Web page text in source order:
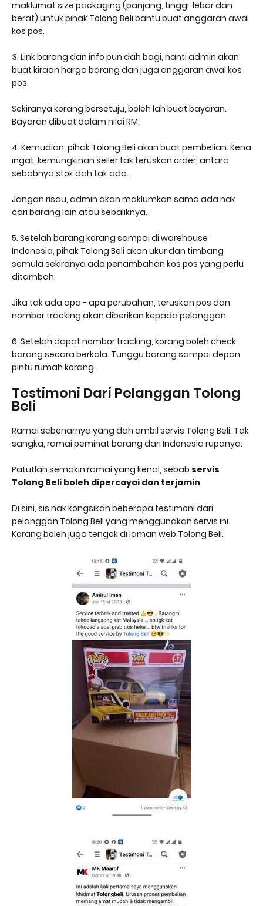
maklumat size packaging (panjang, tinggi, lebar dan
berat) untuk pihak Tolong Beli bantu buat anggaran awal
kos pos.
3. Link barang dan info pun dah bagi, nanti admin akan
buat kiraan harga barang dan juga anggaran awal kos
pos.
Sekiranya korang bersetuju, boleh lah buat bayaran.
Bayaran dibuat dalam nilai RM.
4. Kemudian, pihak Tolong Beli akan buat pembelian. Kena
ingat, kemungkinan seller tak teruskan order, antara
sebabnya stok dah tak ada.
Jangan risau, admin akan maklumkan sama ada nak
cari barang lain atau sebaliknya.
5. Setelah barang korang sampai di warehouse
Indonesia, pihak Tolong Beli akan ukur dan timbang
semula sekiranya ada penambahan kos pos yang perlu
ditambah.
Jika tak ada apa - apa perubahan, teruskan pos dan
nombor tracking akan diberikan kepada pelanggan.
6. Setelah dapat nombor tracking, korang boleh check
barang secara berkala. Tunggu barang sampai depan
pintu rumah korang.
Testimoni Dari Pelanggan Tolong
Beli
Ramai sebenarnya yang dah ambil servis Tolong Beli. Tak
sangka, ramai peminat barang dari Indonesia rupanya.
Patutlah semakin ramai yang kenal, sebab servis
Tolong Beli boleh dipercayai dan terjamin.
Di sini, sis nak kongsikan beberapa testimoni dari
pelanggan Tolong Beli yang menggunakan servis ini.
Korang boleh juga tengok di laman web Tolong Beli.